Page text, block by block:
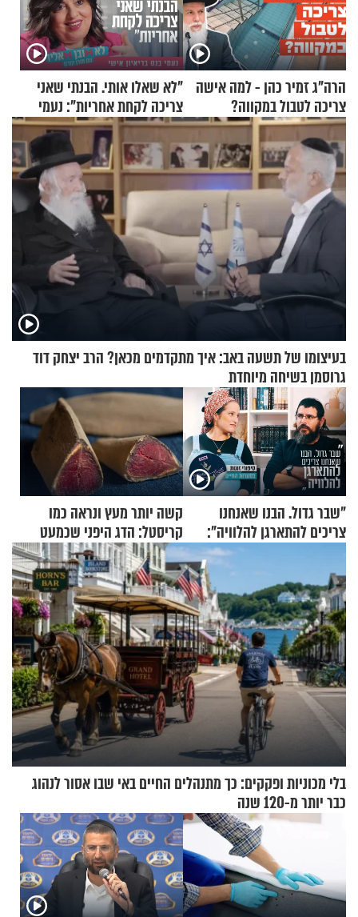
הרה"ג זמיר כהן - למה אישה
צריכה לטבול במקווה?
"לא שאלו אותי. הבנתי שאני
צריכה לקחת אחריות": נעמי
בנט בריאיון אישי
בעיצומו של תשעה באב: איך מתקדמים מכאן? הרב יצחק דוד
גרוסמן בשיחה מיוחדת
"שבר גדול. הבנו שאנחנו
צריכים להתארגן להלוויה":
זוגיות במבחן, הפעם עם מרים
וגד דנינו
קשה יותר מעץ ונראה כמו
קריסטל: הדג היפני שכמעט
בלתי אפשרי לחתוך
בלי מכוניות ופקקים: כך מתנהלים החיים באי שבו אסור לנהוג
כבר יותר מ-120 שנה